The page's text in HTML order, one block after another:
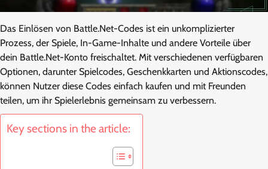
Das Einlösen von Battle.Net-Codes ist ein unkomplizierter
Prozess, der Spiele, In-Game-Inhalte und andere Vorteile über
dein Battle.Net-Konto freischaltet. Mit verschiedenen verfügbaren
Optionen, darunter Spielcodes, Geschenkkarten und Aktionscodes,
können Nutzer diese Codes einfach kaufen und mit Freunden
teilen, um ihr Spielerlebnis gemeinsam zu verbessern.
Key sections in the article: